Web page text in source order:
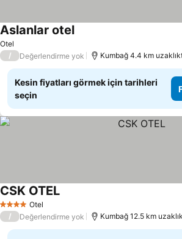
Otel
Aslanlar otel
/ Değerlendirme yok Kumbağ 4.4 km
Kesin fiyatları görmek için tarihleri
seçin
4 Yıldız Otel
CSK OTEL
/ Değerlendirme yok Kumbağ 12.5 km